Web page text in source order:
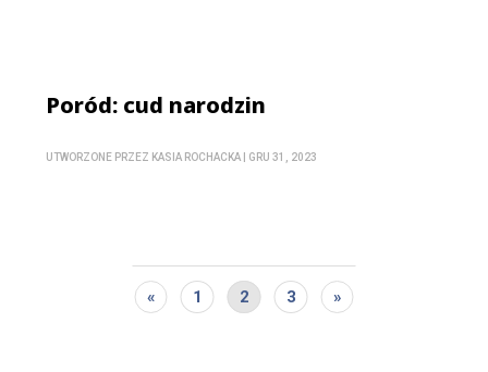
Poród: cud narodzin
UTWORZONE PRZEZ KASIA ROCHACKA GRU 31, 2023
« 1 2 3 »